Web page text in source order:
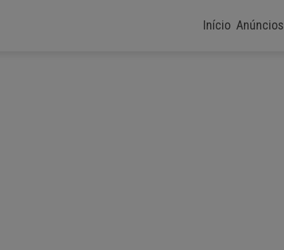
Início Anúncios